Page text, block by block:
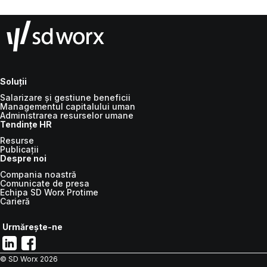
Soluții
Salarizare și gestiune beneficii
Managementul capitalului uman
Administrarea resurselor umane
Tendințe HR
Resurse
Publicații
Despre noi
Compania noastră
Comunicate de presa
Echipa SD Worx Protime
Carieră
Urmărește-ne
© SD Worx 2026